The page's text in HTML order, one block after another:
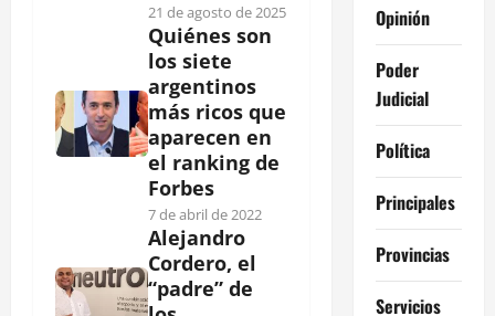
21 de agosto de 2025
Quiénes son
los siete
argentinos
más ricos que
aparecen en
el ranking de
Forbes
7 de abril de 2022
Alejandro
Cordero, el
“padre” de
Opinión
Poder
Judicial
Política
Principales
Provincias
Servicios